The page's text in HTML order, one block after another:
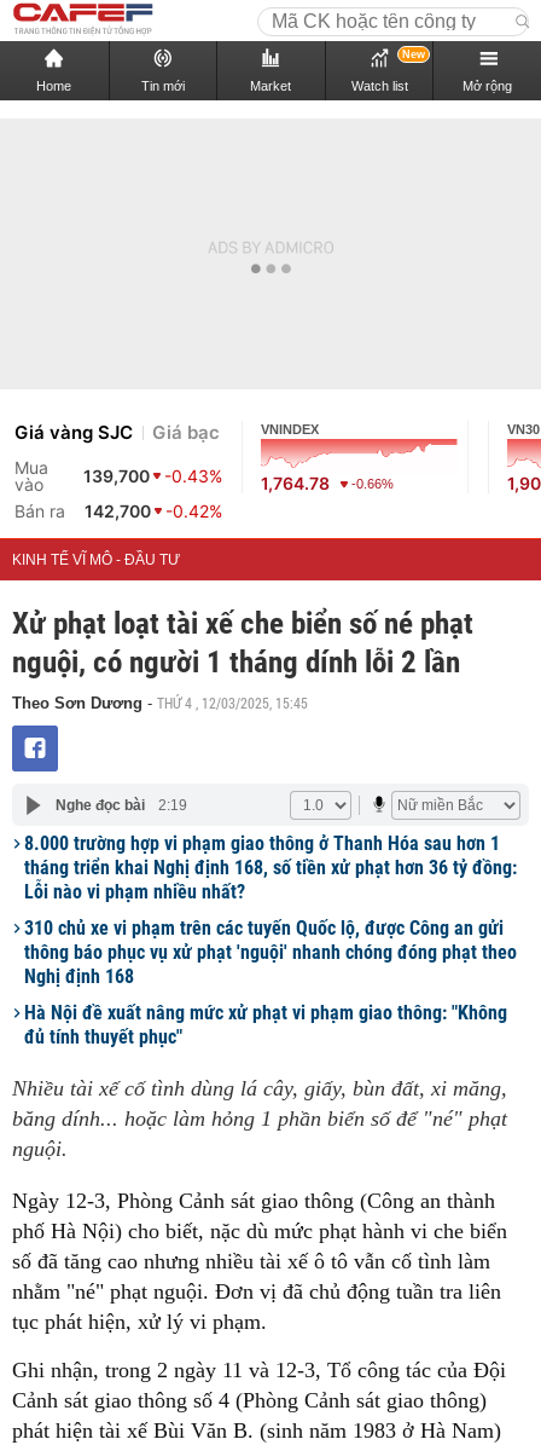
Home Tin mới Market Watch list
New
Mở rộng
Giá vàng SJC Giá bạc
Mua
vào
139,700
-0.43%
Bán ra
142,700 -0.42%
VNINDEX
1,764.78 -0.66%
VN30
KINH TẾ VĨ MÔ - ĐẦU TƯ
Xử phạt loạt tài xế che biển số né phạt
nguội, có người 1 tháng dính lỗi 2 lần
Theo Sơn Dương - THỨ 4 , 12/03/2025, 15:45
Nghe đọc bài 2:19
8.000 trường hợp vi phạm giao thông ở Thanh Hóa sau hơn 1
tháng triển khai Nghị định 168, số tiền xử phạt hơn 36 tỷ đồng:
Lỗi nào vi phạm nhiều nhất?
310 chủ xe vi phạm trên các tuyến Quốc lộ, được Công an gửi
thông báo phục vụ xử phạt 'nguội' nhanh chóng đóng phạt theo
Nghị định 168
Hà Nội đề xuất nâng mức xử phạt vi phạm giao thông: "Không
đủ tính thuyết phục"
Nhiều tài xế cố tình dùng lá cây, giấy, bùn đất, xi măng,
băng dính... hoặc làm hỏng 1 phần biển số để "né" phạt
nguội.
Ngày 12-3, Phòng Cảnh sát giao thông (Công an thành
phố Hà Nội) cho biết, nặc dù mức phạt hành vi che biển
số đã tăng cao nhưng nhiều tài xế ô tô vẫn cố tình làm
nhằm "né" phạt nguội. Đơn vị đã chủ động tuần tra liên
tục phát hiện, xử lý vi phạm.
Ghi nhận, trong 2 ngày 11 và 12-3, Tổ công tác của Đội
Cảnh sát giao thông số 4 (Phòng Cảnh sát giao thông)
phát hiện tài xế Bùi Văn B. (sinh năm 1983 ở Hà Nam)